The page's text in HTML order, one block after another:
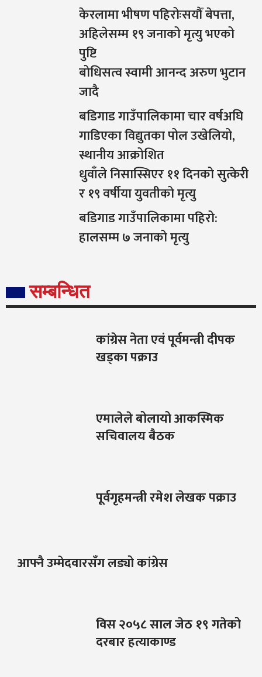
केरलामा भीषण पहिरोःसयौँ बेपत्ता,
अहिलेसम्म १९ जनाको मृत्यु भएको
पुष्टि
बोधिसत्व स्वामी आनन्द अरुण भुटान
जादै
बडिगाड गाउँपालिकामा चार वर्षअघि
गाडिएका विद्युतका पोल उखेलियो,
स्थानीय आक्रोशित
धुवाँले निसास्सिएर ११ दिनको सुत्केरी
र १९ वर्षीया युवतीको मृत्यु
बडिगाड गाउँपालिकामा पहिरो:
हालसम्म ७ जनाको मृत्यु
सम्बन्धित
कांग्रेस नेता एवं पूर्वमन्त्री दीपक
खड्का पक्राउ
एमालेले बोलायो आकस्मिक
सचिवालय बैठक
पूर्वगृहमन्त्री रमेश लेखक पक्राउ
आफ्नै उम्मेदवारसँग लड्यो कांग्रेस
विस २०५८ साल जेठ १९ गतेको
दरबार हत्याकाण्ड